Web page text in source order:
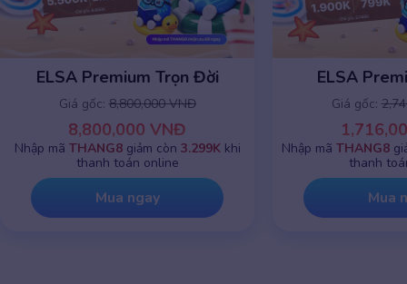
ELSA Premium Trọn Đời
Giá gốc: 8,800,000 VNĐ
8,800,000 VNĐ
Nhập mã THANG8giảm còn 3.299Kkhi
thanh toán online
Mua ngay
ELSA
Giá gốc:
Nhập mã THANG8
thanh
Mua